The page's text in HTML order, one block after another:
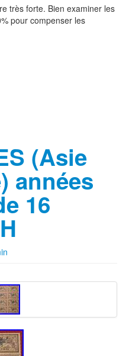
très forte. Bien examiner les
pour compenser les
(Asie
années
16